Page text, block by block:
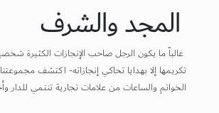
المجد والشرف
غالباً ما يكون الرجل صاحب الإنجازات الكثيرة
تكريمها إلا بهدايا تحاكي إنجازاته- اكتشف
الخواتم والساعات من علامات تجارية تنتمي للدار